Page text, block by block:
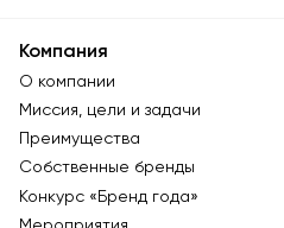
Компания
О компании
Миссия, цели и задачи
Преимущества
Собственные бренды
Конкурс «Бренд года»